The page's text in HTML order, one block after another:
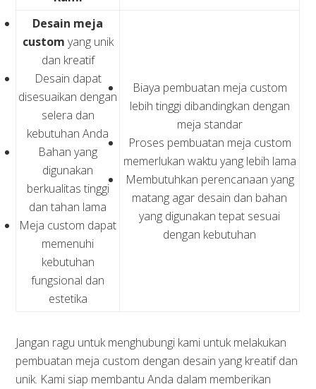
Desain meja
custom yang unik
dan kreatif
Desain dapat
disesuaikan dengan
selera dan
kebutuhan Anda
Bahan yang
digunakan
berkualitas tinggi
dan tahan lama
Meja custom dapat
memenuhi
kebutuhan
fungsional dan
estetika
Biaya pembuatan meja custom
lebih tinggi dibandingkan dengan
meja standar
Proses pembuatan meja custom
memerlukan waktu yang lebih lama
Membutuhkan perencanaan yang
matang agar desain dan bahan
yang digunakan tepat sesuai
dengan kebutuhan
Jangan ragu untuk menghubungi kami untuk melakukan
pembuatan meja custom dengan desain yang kreatif dan
unik. Kami siap membantu Anda dalam memberikan